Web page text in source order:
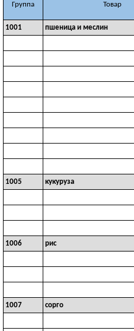
Группа Товар
1001 пшеница и меслин
1005
кукуруза
1006
рис
1007
сорго